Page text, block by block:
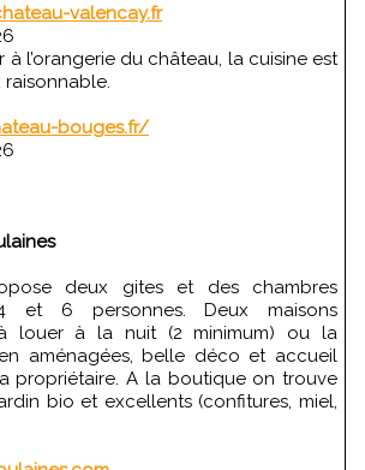
valencay.fr
à l’orangerie du château, la cuisine est
bouges.fr/
deux gites et des chambres
et 6 personnes. Deux maisons
louer à la nuit (2 minimum) ou la
aménagées, belle déco et accueil
propriétaire. A la boutique on trouve
bio et excellents (confitures, miel,